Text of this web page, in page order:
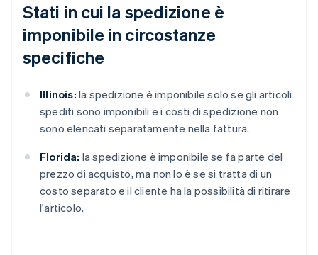
Stati in cui la spedizione è
imponibile in circostanze
specifiche
Illinois: la spedizione è imponibile solo se gli articoli
spediti sono imponibili e i costi di spedizione non
sono elencati separatamente nella fattura.
Florida: la spedizione è imponibile se fa parte del
prezzo di acquisto, ma non lo è se si tratta di un
costo separato e il cliente ha la possibilità di ritirare
l'articolo.